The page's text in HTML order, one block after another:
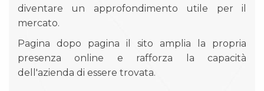
diventare un approfondimento utile per il
mercato.
Pagina dopo pagina il sito amplia la propria
presenza online e rafforza la capacità
dell'azienda di essere trovata.